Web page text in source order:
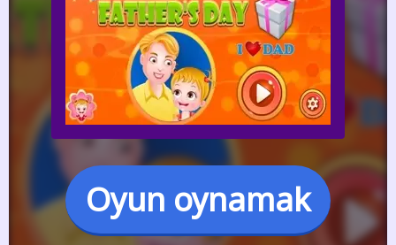
Oyun oynamak